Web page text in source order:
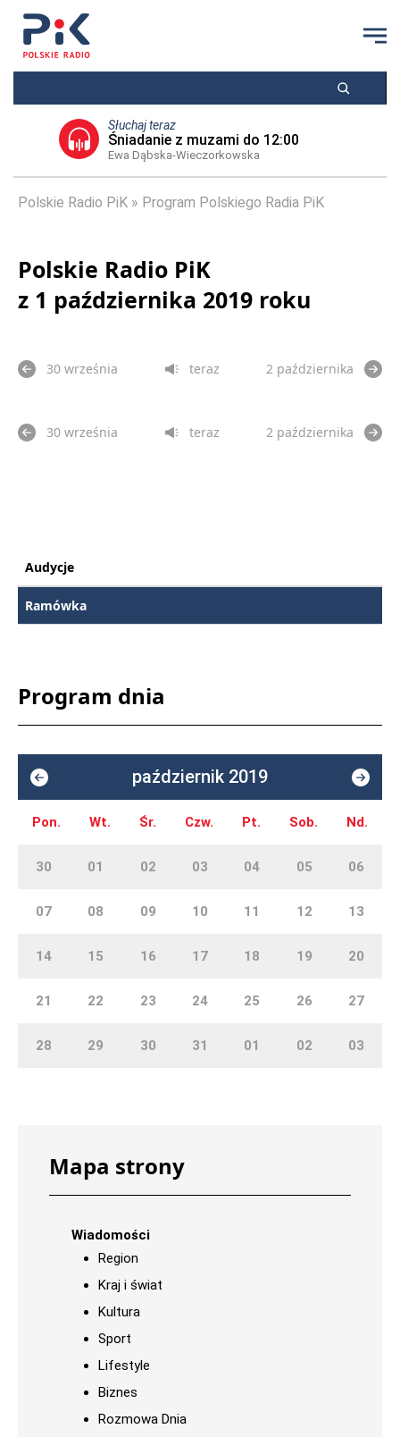
Słuchaj teraz
Śniadanie z muzami do 12:00
Ewa Dąbska-Wieczorkowska
Polskie Radio PiK Program Polskiego Radia PiK
Polskie Radio PiK
z 1 października 2019 roku
30 września teraz 2 października
30 września teraz 2 października
Audycje
Ramówka
Program dnia
październik 2019
Pon. Wt. Śr. Czw. Pt. Sob. Nd.
30 01 02 03 04 05 06
07 08 09 10 11 12 13
14 15 16 17 18 19 20
21 22 23 24 25 26 27
28 29 30 31 01 02 03
Mapa strony
Wiadomości
Region
Kraj i świat
Kultura
Sport
Lifestyle
Biznes
Rozmowa Dnia